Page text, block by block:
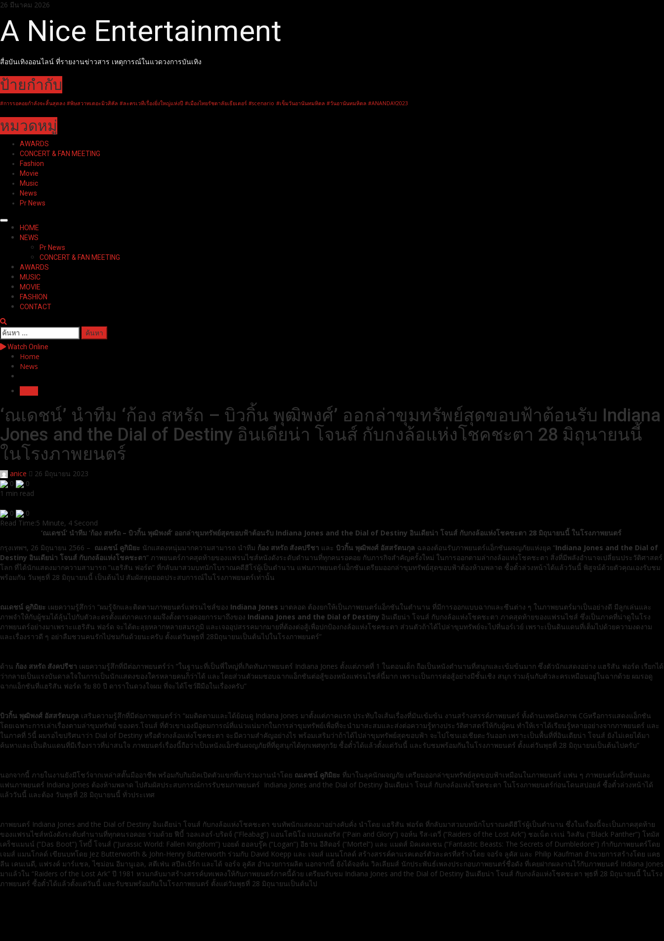
Skip
content
26 มีนาคม 2026
A Nice Entertainment
สื่อบันเทิงออนไลน์ ที่รายงานข่าวสาร เหตุการณ์ในแวดวงการบันเทิง
ป้ายกำกับ
#การรอคอยกำลังจะสิ้นสุดลง #พิษสวาทเดอะมิวสิคัล #ละครเวทีเรื่องยิ่งใหญ่แห่งปี #เมืองไทยรัชดาลัยเธียเตอร์ #scenario #เข็มวันอานันทมหิดล #วันอานันทมหิดล #ANANDAY2023
หมวดหมู่
AWARDS
CONCERT & FAN MEETING
Fashion
Movie
Music
News
Pr News
Primary
Menu
HOME
NEWS
Pr News
CONCERT & FAN MEETING
AWARDS
MUSIC
MOVIE
FASHION
CONTACT
ค้นหา
สำหรับ:
Watch Online
Home
News
‘ณเดชน์’ นำทีม ‘ก้อง สหรัถ – บิวกิ้น พุฒิพงศ์’ ออกล่าขุมทรัพย์สุดขอบฟ้าต้อนรับ Indiana
Jones and the Dial of Destiny อินเดียน่า โจนส์ กับกงล้อแห่งโชคชะตา 28 มิถุนายนนี้
ในโรงภาพยนตร์
anice
26 มิถุนายน 2023
0
0
1 min read
0
0
Read Time:5 Minute, 4 Second
‘ณเดชน์’ นำทีม ‘ก้อง สหรัถ – บิวกิ้น พุฒิพงศ์’ ออกล่าขุมทรัพย์สุดขอบฟ้าต้อนรับ Indiana Jones and the Dial of Destiny อินเดียน่า โจนส์ กับกงล้อแห่งโชคชะตา 28 มิถุนายนนี้ ในโรงภาพยนตร์
กรุงเทพฯ, 26 มิถุนายน 2566 – ณเดชน์ คูกิมิยะ นักแสดงหนุ่มมากความสามารถ นำทีม ก้อง สหรัถ สังคปรีชา และ บิวกิ้น พุฒิพงศ์ อัสสรัตนกุล ฉลองต้อนรับภาพยนตร์แอ็กชันผจญภัยแห่งยุค “Indiana Jones and the Dial of
Destiny อินเดียน่า โจนส์ กับกงล้อแห่งโชคชะตา” ภาพยนตร์ภาคสุดท้ายของแฟรนไชส์หนังดังระดับตำนานที่ทุกคนรอคอย กับภารกิจสำคัญครั้งใหม่ ในการออกตามล่ากงล้อแห่งโชคชะตา สิ่งที่มีพลังอำนาจเปลี่ยนประวัติศาสตร์
โลก ที่ได้นักแสดงมากความสามารถ “แฮริสัน ฟอร์ด” ที่กลับมาสวมบทนักโบราณคดีฮีโร่ผู้เป็นตำนาน แฟนภาพยนตร์แอ็กชันเตรียมออกล่าขุมทรัพย์สุดขอบฟ้าต้องห้ามพลาด ซื้อตั๋วล่วงหน้าได้แล้ววันนี้ พิสูจน์ด้วยตัวคุณเองรับชม
พร้อมกัน วันพุธที่ 28 มิถุนายนนี้ เป็นต้นไป สัมผัสสุดยอดประสบการณ์ในโรงภาพยนตร์เท่านั้น
ณเดชน์ คูกิมิยะ เผยความรู้สึกว่า “ผมรู้จักและติดตามภาพยนตร์แฟรนไชส์ของ Indiana Jones มาตลอด ต้องยกให้เป็นภาพยนตร์แอ็กชันในตำนาน ที่มีการออกแบบฉากและซีนต่าง ๆ ในภาพยนตร์มาเป็นอย่างดี มีลูกเล่นและ
ภาพจำให้กับผู้ชมได้ลุ้นไปกับตัวละครตั้งแต่ภาคแรก ผมจึงตั้งตารอคอยการมาถึงของ Indiana Jones and the Dial of Destiny อินเดียน่า โจนส์ กับกงล้อแห่งโชคชะตา ภาคสุดท้ายของแฟรนไชส์ ซึ่งเป็นภาคที่น่าดูในโรง
ภาพยนตร์อย่างมาเพราะแฮริสัน ฟอร์ด จะได้ตะลุยหลากหลายสมรภูมิ และเจออุปสรรคมากมายที่ต้องต่อสู้เพื่อปกป้องกงล้อแห่งโชคชะตา ส่วนตัวถ้าได้ไปล่าขุมทรัพย์จะไปที่นอร์เวย์ เพราะเป็นดินแดนที่เต็มไปด้วยความงดงาม
และเรื่องราวดี ๆ อย่าลืมชวนคนรักไปชมกันด้วยนะครับ ตั้งแต่วันพุธที่ 28มิถุนายนเป็นต้นไปในโรงภาพยนตร์”
ด้าน ก้อง สหรัถ สังคปรีชา เผยความรู้สึกที่มีต่อภาพยนตร์ว่า “ในฐานะที่เป็นพี่ใหญ่ที่เกิดทันภาพยนตร์ Indiana Jones ตั้งแต่ภาคที่ 1 ในตอนเด็ก ถือเป็นหนังตำนานที่สนุกและเข้มข้นมาก ซึ่งตัวนักแสดงอย่าง แฮริสัน ฟอร์ด เรียกได้
ว่ากลายเป็นแรงบันดาลใจในการเป็นนักแสดงของใครหลายคนก็ว่าได้ และโดยส่วนตัวผมชอบฉากแอ็กชันต่อสู้ของหนังแฟรนไชส์นี้มาก เพราะเป็นการต่อสู้อย่างมีชั้นเชิง สนุก ร่วมลุ้นกับตัวละครเหมือนอยู่ในฉากด้วย ผมรอดู
ฉากแอ็กชันที่แฮริสัน ฟอร์ด วัย 80 ปี ดาราในดวงใจผม ที่จะได้โชว์ฝีมือในเรื่องครับ”
บิวกิ้น พุฒิพงศ์ อัสสรัตนกุล เสริมความรู้สึกที่มีต่อภาพยนตร์ว่า “ผมติดตามและได้ย้อนดู Indiana Jones มาตั้งแต่ภาคแรก ประทับใจเส้นเรื่องที่มันเข้มข้น งานสร้างสรรค์ภาพยนตร์ ทั้งด้านเทคนิคภาพ CGหรือการแสดงแอ็กชัน
โดยเฉพาะการเล่าเรื่องตามล่าขุมทรัพย์ ของดร.โจนส์ ที่ตัวเขาเองมีอุดมการณ์ที่แน่วแน่มากในการล่าขุมทรัพย์เพื่อที่จะนำมาสะสมและส่งต่อความรู้ทางประวัติศาสตร์ให้กับผู้คน ทำให้เราได้เรียนรู้หลายอย่างจากภาพยนตร์ และ
ในภาคที่ 5นี้ ผมรอไขปริศนาว่า Dial of Destiny หรือตัวกงล้อแห่งโชคชะตา จะมีความสำคัญอย่างไร พร้อมเสริมว่าถ้าได้ไปล่าขุมทรัพย์สุดขอบฟ้า จะไปโซนเอเชียตะวันออก เพราะเป็นพื้นที่ที่อินเดียน่า โจนส์ ยังไม่เคยได้มา
ค้นหาและเป็นดินแดนที่มีเรื่องราวที่น่าสนใจ ภาพยนตร์เรื่องนี้ถือว่าเป็นหนังแอ็กชันผจญภัยที่ที่ดูสนุกได้ทุกเพศทุกวัย ซื้อตั๋วได้แล้วตั้งแต่วันนี้ และรับชมพร้อมกันในโรงภาพยนตร์ ตั้งแต่วันพุธที่ 28 มิถุนายนเป็นต้นไปครับ”
นอกจากนี้ ภายในงานยังมีโชว์จากเหล่าสตั๊นมืออาชีพ พร้อมกับกิมมิคเปิดตัวแขกที่มาร่วมงานนำโดย ณเดชน์ คูกิมิยะ ที่มาในลุคนักผจญภัย เตรียมออกล่าขุมทรัพย์สุดขอบฟ้าเหมือนในภาพยนตร์ แฟน ๆ ภาพยนตร์แอ็กชันและ
แฟนภาพยนตร์ Indiana Jones ต้องห้ามพลาด ไปสัมผัสประสบการณ์การรับชมภาพยนตร์ Indiana Jones and the Dial of Destiny อินเดียน่า โจนส์ กับกงล้อแห่งโชคชะตา ในโรงภาพยนตร์ก่อนโดนสปอยล์ ซื้อตั๋วล่วงหน้าได้
แล้ววันนี้ และต้อง วันพุธที่ 28 มิถุนายนนี้ ทั่วประเทศ
ภาพยนตร์ Indiana Jones and the Dial of Destiny อินเดียน่า โจนส์ กับกงล้อแห่งโชคชะตา ขนทัพนักแสดงมาอย่างคับคั่ง นำโดย แฮริสัน ฟอร์ด ที่กลับมาสวมบทนักโบราณคดีฮีโร่ผู้เป็นตำนาน ซึ่งในเรื่องนี้จะเป็นภาคสุดท้าย
ของแฟรนไชส์หนังดังระดับตำนานที่ทุกคนรอคอย ร่วมด้วย ฟีบี้ วอลเลอร์-บริดจ์ (“Fleabag”) แอนโตนิโอ แบนเดอรัส (“Pain and Glory”) จอห์น รีส-เดวี่ (“Raiders of the Lost Ark”) ชอเน็ต เรเน่ วิลสัน (“Black Panther”) โทมัส
เคร็ชแมนน์ (“Das Boot”) โทบี้ โจนส์ (“Jurassic World: Fallen Kingdom”) บอยด์ ฮอลบรู๊ค (“Logan”) อีธาน อีสิดอร์ (“Mortel”) และ แมดส์ มิคเคลเซน (“Fantastic Beasts: The Secrets of Dumbledore”) กำกับภาพยนตร์โดย
เจมส์ แมนโกลด์ เขียนบทโดย Jez Butterworth & John-Henry Butterworth ร่วมกับ David Koepp และ เจมส์ แมนโกลด์ สร้างสรรค์คาแรคเตอร์ตัวละครที่สร้างโดย จอร์จ ลูคัส และ Philip Kaufman อำนวยการสร้างโดย แคธ
ลีน เคนเนดี, แฟรงค์ มาร์แชล, ไซม่อน อีมานูเอล, สตีเฟ่น สปีลเบิร์ก และได้ จอร์จ ลูคัส อำนวยการผลิต นอกจากนี้ ยังได้จอห์น วิลเลียมส์ นักประพันธ์เพลงประกอบภาพยนตร์ชื่อดัง ที่เคยฝากผลงานไว้กับภาพยนตร์ Indiana Jones
มาแล้วใน “Raiders of the Lost Ark” ปี 1981 หวนกลับมาสร้างสรรค์บทเพลงให้กับภาพยนตร์ภาคนี้ด้วย เตรียมรับชม Indiana Jones and the Dial of Destiny อินเดียน่า โจนส์ กับกงล้อแห่งโชคชะตา พุธที่ 28 มิถุนายนนี้ ในโรง
ภาพยนตร์ ซื้อตั๋วได้แล้วตั้งแต่วันนี้ และรับชมพร้อมกันในโรงภาพยนตร์ ตั้งแต่วันพุธที่ 28 มิถุนายนเป็นต้นไป